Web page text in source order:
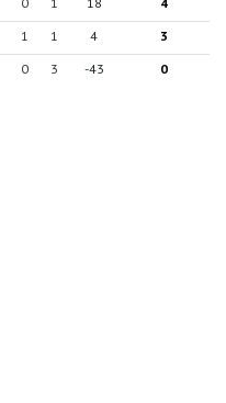
1 1 4
3
0 3 -43 0